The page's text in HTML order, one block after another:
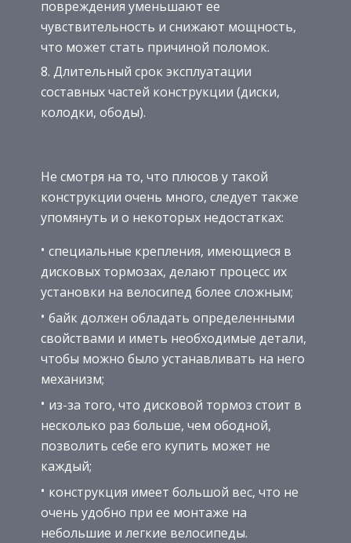
повреждения уменьшают ее
чувствительность и снижают мощность,
что может стать причиной поломок.
Длительный срок эксплуатации
составных частей конструкции (диски,
колодки, ободы).
Не смотря на то, что плюсов у такой
конструкции очень много, следует также
упомянуть и о некоторых недостатках:
специальные крепления, имеющиеся в
дисковых тормозах, делают процесс их
установки на велосипед более сложным;
байк должен обладать определенными
свойствами и иметь необходимые детали,
чтобы можно было устанавливать на него
механизм;
из-за того, что дисковой тормоз стоит в
несколько раз больше, чем ободной,
позволить себе его купить может не
каждый;
конструкция имеет большой вес, что не
очень удобно при ее монтаже на
небольшие и легкие велосипеды.